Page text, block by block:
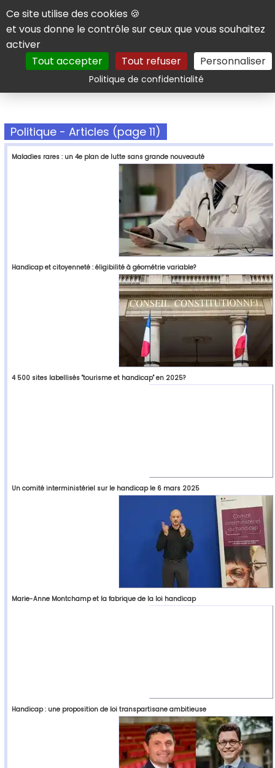
Panneau de gestion des cookies
Ce site utilise des cookies 🍪
et vous donne le contrôle sur ceux que vous souhaitez
activer
Tout accepter
Tout refuser Personnaliser
Politique de confidentialitéRechercher
Politique - Articles (page 11)
Maladies rares : un 4e plan de lutte sans grande nouveauté
Handicap et citoyenneté : éligibilité à géométrie variable?
4 500 sites labellisés "tourisme et handicap" en 2025?
Un comité interministériel sur le handicap le 6 mars 2025
Marie-Anne Montchamp et la fabrique de la loi handicap
Handicap : une proposition de loi transpartisane ambitieuse